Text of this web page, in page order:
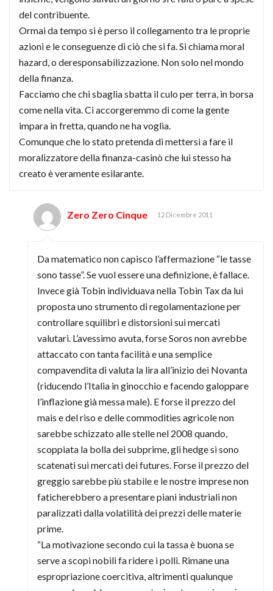
del contribuente.
Ormai da tempo si è perso il collegamento tra le proprie
azioni e le conseguenze di ciò che si fa. Si chiama moral
hazard, o deresponsabilizzazione. Non solo nel mondo
della finanza.
Facciamo che chi sbaglia sbatta il culo per terra, in borsa
come nella vita. Ci accorgeremmo di come la gente
impara in fretta, quando ne ha voglia.
Comunque che lo stato pretenda di mettersi a fare il
moralizzatore della finanza-casinò che lui stesso ha
creato è veramente esilarante.
Zero Zero Cinque 12 Dicembre 2011
Da matematico non capisco l’affermazione “le tasse
sono tasse”. Se vuol essere una definizione, è fallace.
Invece già Tobin individuava nella Tobin Tax da lui
proposta uno strumento di regolamentazione per
controllare squilibri e distorsioni sui mercati
valutari. L’avessimo avuta, forse Soros non avrebbe
attaccato con tanta facilità e una semplice
compavendita di valuta la lira all’inizio dei Novanta
(riducendo l’Italia in ginocchio e facendo galoppare
l’inflazione già messa male). E forse il prezzo del
mais e del riso e delle commodities agricole non
sarebbe schizzato alle stelle nel 2008 quando,
scoppiata la bolla dei subprime, gli hedge si sono
scatenati sui mercati dei futures. Forse il prezzo del
greggio sarebbe più stabile e le nostre imprese non
faticherebbero a presentare piani industriali non
paralizzati dalla volatilità dei prezzi delle materie
prime.
“La motivazione secondo cui la tassa è buona se
serve a scopi nobili fa ridere i polli. Rimane una
espropriazione coercitiva, altrimenti qualunque